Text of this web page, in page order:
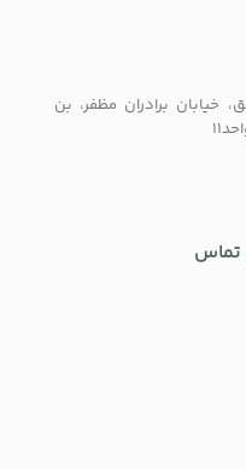
خیابان برادران مظفر، بن
تماس